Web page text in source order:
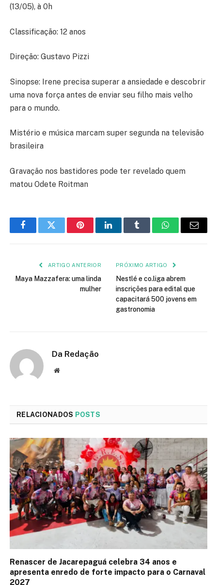
(13/05), à 0h
Classificação: 12 anos
Direção: Gustavo Pizzi
Sinopse: Irene precisa superar a ansiedade e descobrir
uma nova força antes de enviar seu filho mais velho
para o mundo.
Mistério e música marcam super segunda na televisão
brasileira
Gravação nos bastidores pode ter revelado quem
matou Odete Roitman
FacebookTwitter PinterestLinkedInTumblr WhatsApp
E-
ARTIGO ANTERIOR
Maya Mazzafera: uma linda
mulher
PRÓXIMO ARTIGO
Nestlé e co.liga abrem
inscrições para edital que
capacitará 500 jovens em
gastronomia
Da Redação
Site
RELACIONADOS POSTS
Renascer de Jacarepaguá celebra 34 anos e
apresenta enredo de forte impacto para o Carnaval
2027